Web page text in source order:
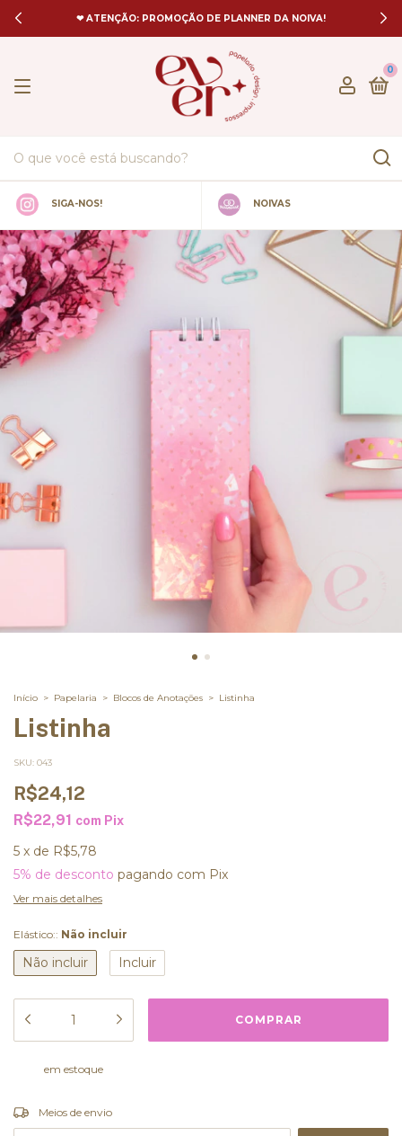
❤ ATENÇÃO: PROMOÇÃO DE PLANNER DA NOIVA!
0
SIGA-NOS! NOIVAS
Início > Papelaria > Blocos de Anotações > Listinha
Listinha
SKU: 043
R$24,12
R$22,91 com Pix
5 x de R$5,78
5% de desconto pagando com Pix
Ver mais detalhes
Elástico:: Não incluir
Não incluir Incluir
em estoque
Entregas para o CEP:
Meios de envio